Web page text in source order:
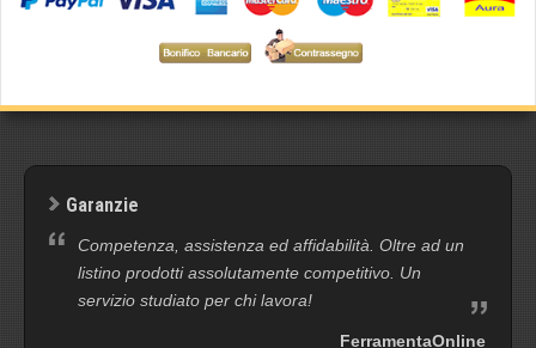
Garanzie
Competenza, assistenza ed affidabilità. Oltre ad un
listino prodotti assolutamente competitivo. Un
servizio studiato per chi lavora!
FerramentaOnline